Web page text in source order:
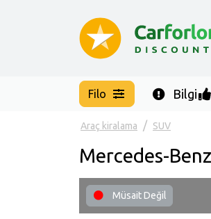
Filo Bilgi
Araç kiralama SUV
Mercedes-
Müsait Değil